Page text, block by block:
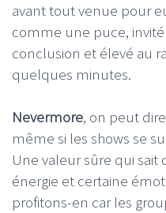
avant tout venue pour
comme une puce,
conclusion et élevé au
quelques minutes.
Nevermore, on peut
même si les shows se
Une valeur sûre qui
énergie et certaine
profitons-en car les